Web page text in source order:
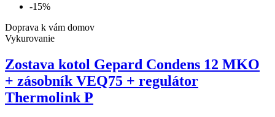
-15%
Doprava k vám domov
Vykurovanie
Zostava kotol Gepard Condens 12 MKO
+ zásobník VEQ75 + regulátor
Thermolink P